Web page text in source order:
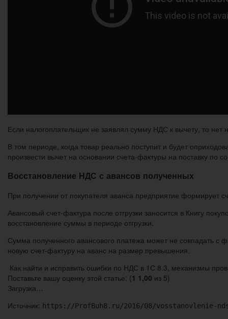
Если налогоплательщик не заявлял сумму НДС к вычету, то нет
В том периоде, когда товар реально поступит и будет
произвести вычет на основании счета-фактуры на поставку по
Восстановление НДС с авансов полученных
При получении от покупателя аванса предприятие формирует
Авансовый счет-фактура после отгрузки заносится в Книгу
восстановление суммы в периоде отгрузки.
Сумма полученного авансового платежа может не совпадать
новую счет-фактуру на аванс на размер превышения.
Как найти и исправить ошибки по НДС в 1С 8.3, механизмы
Поставьте вашу оценку этой статье: (1 1,00 из 5)
Загрузка…
Источник: https://ProfBuh8.ru/2016/08/vosstanovlenie-